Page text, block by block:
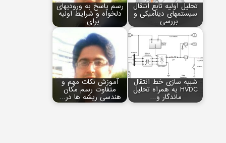
تحلیل اولیه تابع انتقال
سیستم‏های دینامیکی و
بررسی…
رسم پاسخ به ورودی‏های
دلخواه و شرایط اولیه
برای…
شبیه سازی خط انتقال
HVDC به همراه تحلیل
ماندگار و…
آموزش نکات مهم و
متفاوت رسم مکان
هندسی ریشه‏ ها در…